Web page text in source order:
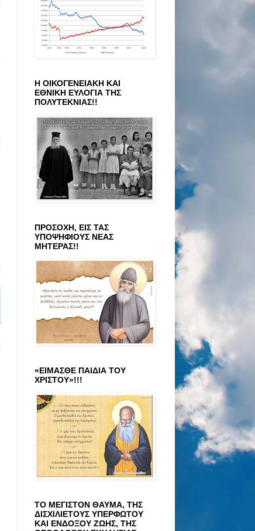
Η ΟΙΚΟΓΕΝΕΙΑΚΗ ΚΑΙ
ΕΘΝΙΚΗ ΕΥΛΟΓΙΑ ΤΗΣ
ΠΟΛΥΤΕΚΝΙΑΣ!!
ΠΡΟΣΟΧΗ, ΕΙΣ ΤΑΣ
ΥΠΟΨΗΦΙΟΥΣ ΝΕΑΣ
ΜΗΤΕΡΑΣ!!
«ΕΙΜΑΣΘΕ ΠΑΙΔΙΑ ΤΟΥ
ΧΡΙΣΤΟΥ»!!!
ΤΟ ΜΕΓΙΣΤΟΝ ΘΑΥΜΑ, ΤΗΣ
ΔΙΣΧΙΛΙΕΤΟΥΣ ΥΠΕΡΦΩΤΟΥ
ΚΑΙ ΕΝΔΟΞΟΥ ΖΩΗΣ, ΤΗΣ